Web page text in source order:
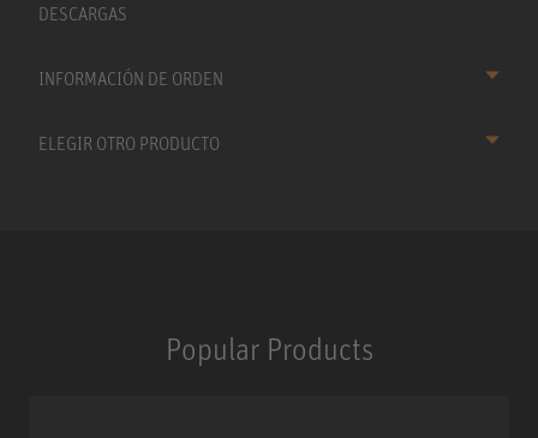
DESCARGAS
INFORMACIÓN DE ORDEN
ELEGIR OTRO PRODUCTO
Popular Products